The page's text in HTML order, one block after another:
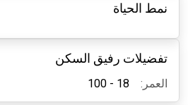
نمط الحياة
تفضيلات رفيق السكن
العمر: 18 - 100